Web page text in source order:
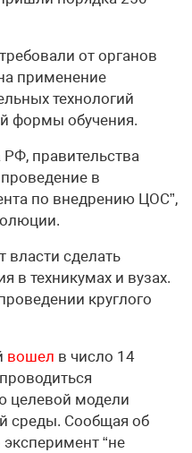
от органов
применение
технологий
формы обучения.
РФ, правительства
в
по внедрению ЦОС”,
власти сделать
в техникумах и вузах.
круглого
вошел в число 14
целевой модели
среды. Сообщая об
эксперимент “не